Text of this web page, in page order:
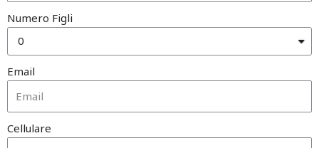
Numero Figli
Email
Cellulare